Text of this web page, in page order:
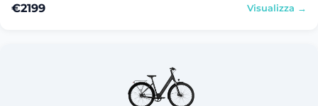
€2199 Visualizza →